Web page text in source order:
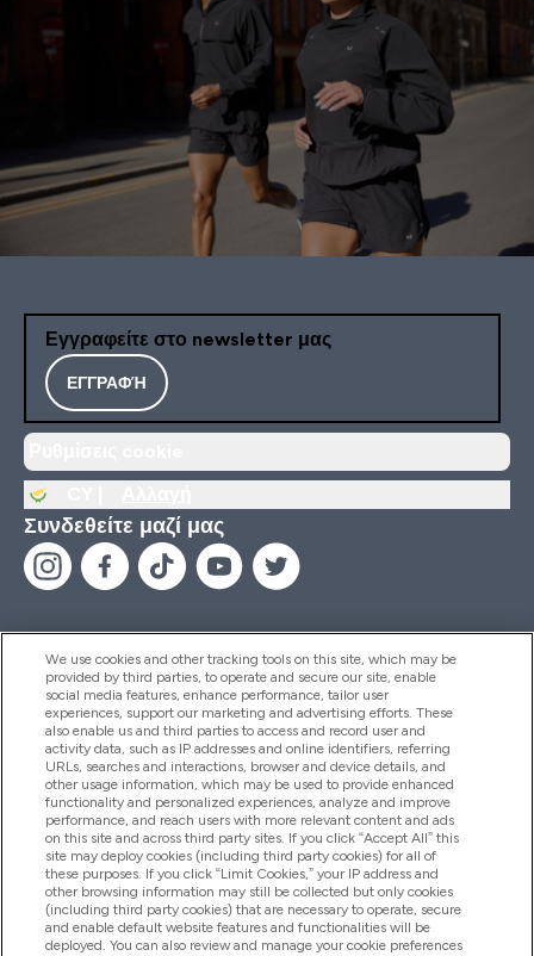
Εγγραφείτε στο newsletter μας
ΕΓΓΡΑΦΉ
Συνδεθείτε μαζί μας
Βοήθεια & Πληροφορίες
Προϊόντα
Εταιρικές Πληροφορίες
Εκπτώσεις & Ανταμοιβές
We use cookies and other tracking tools on this site, which may be
provided by third parties, to operate and secure our site, enable
social media features, enhance performance, tailor user
experiences, support our marketing and advertising efforts. These
also enable us and third parties to access and record user and
activity data, such as IP addresses and online identifiers, referring
URLs, searches and interactions, browser and device details, and
other usage information, which may be used to provide enhanced
functionality and personalized experiences, analyze and improve
performance, and reach users with more relevant content and ads
on this site and across third party sites. If you click “Accept All” this
site may deploy cookies (including third party cookies) for all of
these purposes. If you click “Limit Cookies,” your IP address and
other browsing information may still be collected but only cookies
(including third party cookies) that are necessary to operate, secure
and enable default website features and functionalities will be
deployed. You can also review and manage your cookie preferences